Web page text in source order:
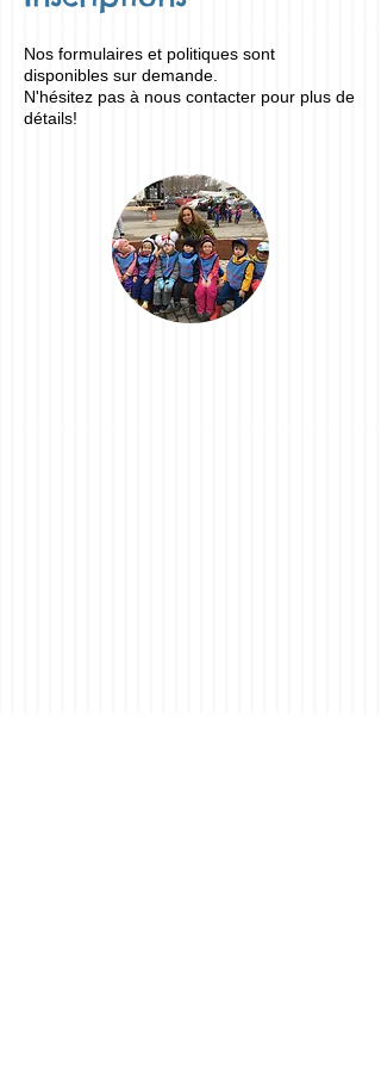
Nos formulaires et politiques sont
disponibles sur demande.
N'hésitez pas à nous contacter pour plus de
détails!